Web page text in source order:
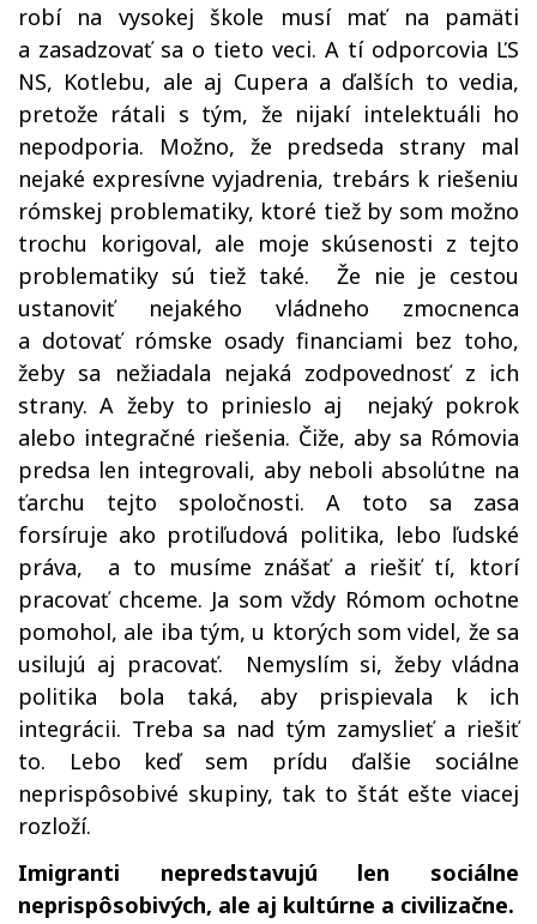
robí na vysokej škole musí mať na pamäti
a zasadzovať sa o tieto veci. A tí odporcovia ĽS
NS, Kotlebu, ale aj Cupera a ďalších to vedia,
pretože rátali s tým, že nijakí intelektuáli ho
nepodporia. Možno, že predseda strany mal
nejaké expresívne vyjadrenia, trebárs k riešeniu
rómskej problematiky, ktoré tiež by som možno
trochu korigoval, ale moje skúsenosti z tejto
problematiky sú tiež také. Že nie je cestou
ustanoviť nejakého vládneho zmocnenca
a dotovať rómske osady financiami bez toho,
žeby sa nežiadala nejaká zodpovednosť z ich
strany. A žeby to prinieslo aj nejaký pokrok
alebo integračné riešenia. Čiže, aby sa Rómovia
predsa len integrovali, aby neboli absolútne na
ťarchu tejto spoločnosti. A toto sa zasa
forsíruje ako protiľudová politika, lebo ľudské
práva, a to musíme znášať a riešiť tí, ktorí
pracovať chceme. Ja som vždy Rómom ochotne
pomohol, ale iba tým, u ktorých som videl, že sa
usilujú aj pracovať. Nemyslím si, žeby vládna
politika bola taká, aby prispievala k ich
integrácii. Treba sa nad tým zamyslieť a riešiť
to. Lebo keď sem prídu ďalšie sociálne
neprispôsobivé skupiny, tak to štát ešte viacej
rozloží.
Imigranti nepredstavujú len sociálne
neprispôsobivých, ale aj kultúrne a civilizačne.